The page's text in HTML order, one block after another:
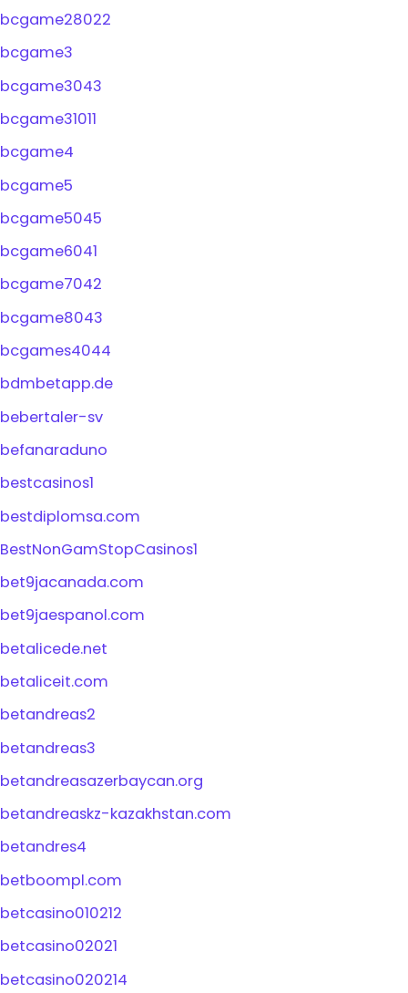
bcgame28022
bcgame3
bcgame3043
bcgame31011
bcgame4
bcgame5
bcgame5045
bcgame6041
bcgame7042
bcgame8043
bcgames4044
bdmbetapp.de
bebertaler-sv
befanaraduno
bestcasinos1
bestdiplomsa.com
BestNonGamStopCasinos1
bet9jacanada.com
bet9jaespanol.com
betalicede.net
betaliceit.com
betandreas2
betandreas3
betandreasazerbaycan.org
betandreaskz-kazakhstan.com
betandres4
betboompl.com
betcasino010212
betcasino02021
betcasino020214